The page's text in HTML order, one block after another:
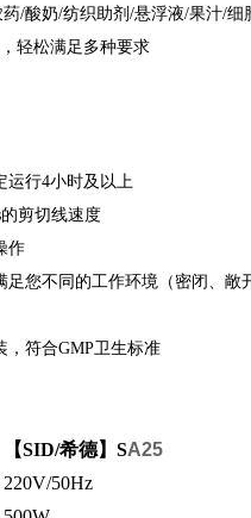
/酸奶/纺织助剂/悬浮液/果汁/
轻松满足多种要求
运行4小时及以上
剪切线速度
作
您不同的工作环境（密闭、敞
，符合GMP卫生标准
【SID/希德】SA25
220V/50Hz